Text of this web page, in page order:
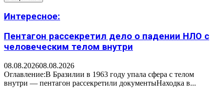
Интересное:
Пентагон рассекретил дело о падении НЛО с
человеческим телом внутри
08.08.202608.08.2026
Оглавление:В Бразилии в 1963 году упала сфера с телом
внутри — пентагон рассекретили документыНаходка в...